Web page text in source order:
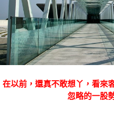
在以前，還真不敢想丫，看來
忽略的一股